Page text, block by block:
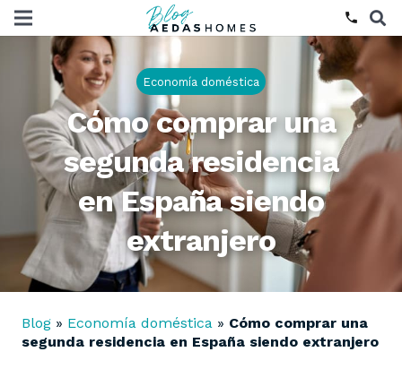
phone
Economía doméstica
Cómo comprar una
segunda residencia
en España siendo
extranjero
Blog » Economía doméstica » Cómo comprar una
segunda residencia en España siendo extranjero